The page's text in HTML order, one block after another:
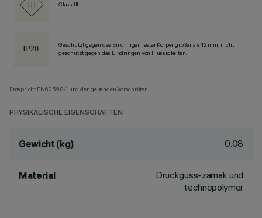
Class III
Geschützt gegen das Eindringen fester Körper größer als 12 mm, nicht
geschützt gegen das Eindringen von Flüssigkeiten.
Entspricht EN60598-1 und den geltenden Vorschriften.
PHYSIKALISCHE EIGENSCHAFTEN
Gewicht (kg) 0.08
Material
Druckguss-zamak und
technopolymer